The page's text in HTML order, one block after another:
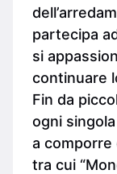
partecipa
si
continuare
Fin da
ogni
a comporre
tra cui